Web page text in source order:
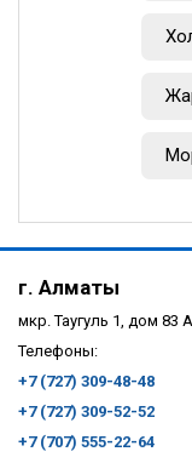
г. Алматы
мкр. Таугуль 1, дом 83 А
Телефоны:
+7 (727) 309-48-48
+7 (727) 309-52-52
+7 (707) 555-22-64